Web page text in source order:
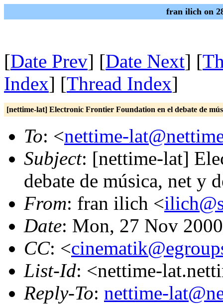
fran ilich on
[Date Prev] [Date Next] [
Index] [Thread Index]
[nettime-lat] Electronic Frontier Foundation en el debate de
To: <nettime-
Subject: [nettime-lat]
debate de música, net y
From: fran ilich <
Date: Mon, 27 Nov
CC: <
List-Id: <nettime-
Reply-To: nettime-